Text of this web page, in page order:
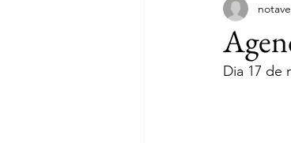
Aldeia do Mato e
Mouriscas Pego
Dia 17 de